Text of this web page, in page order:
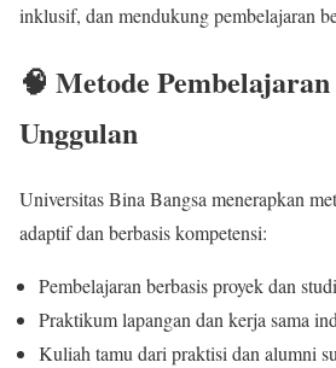
inklusif, dan mendukung pembelajaran
🧠 Metode
Unggulan
Universitas Bina Bangsa menerapkan
adaptif dan berbasis kompetensi:
Pembelajaran berbasis proyek dan
Praktikum lapangan dan kerja sama
Kuliah tamu dari praktisi dan alumni